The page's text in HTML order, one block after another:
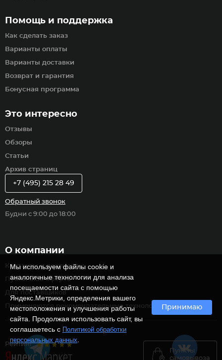
Рейтинг
Пункты
самовывоза
Помощь и поддержка
Как сделать заказ
Варианты оплаты
Варианты доставки
Возврат и гарантия
Бонусная программа
Это интересно
Отзывы
Обзоры
Статьи
Архив страниц
О компании
Контакты и реквизиты
Публичная оферта
Для поставщиков
Применяются рекомендательные технологии
+7 (495) 215 28 49
Обратный звонок
Будни с 9:00 до 18:00
Мы используем файлы cookie и
аналогичные технологии для анализа
посещаемости сайта с помощью
Яндекс.Метрики, определения вашего
местоположения и улучшения работы
сайта. Продолжая использовать сайт, вы
соглашаетесь с Политикой обработки
персональных данных
Принимаю